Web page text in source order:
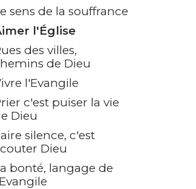
sens de la souffrance
l'Église
des villes,
de Dieu
l'Evangile
c'est puiser la vie
Dieu
silence, c'est
Dieu
bonté, langage de